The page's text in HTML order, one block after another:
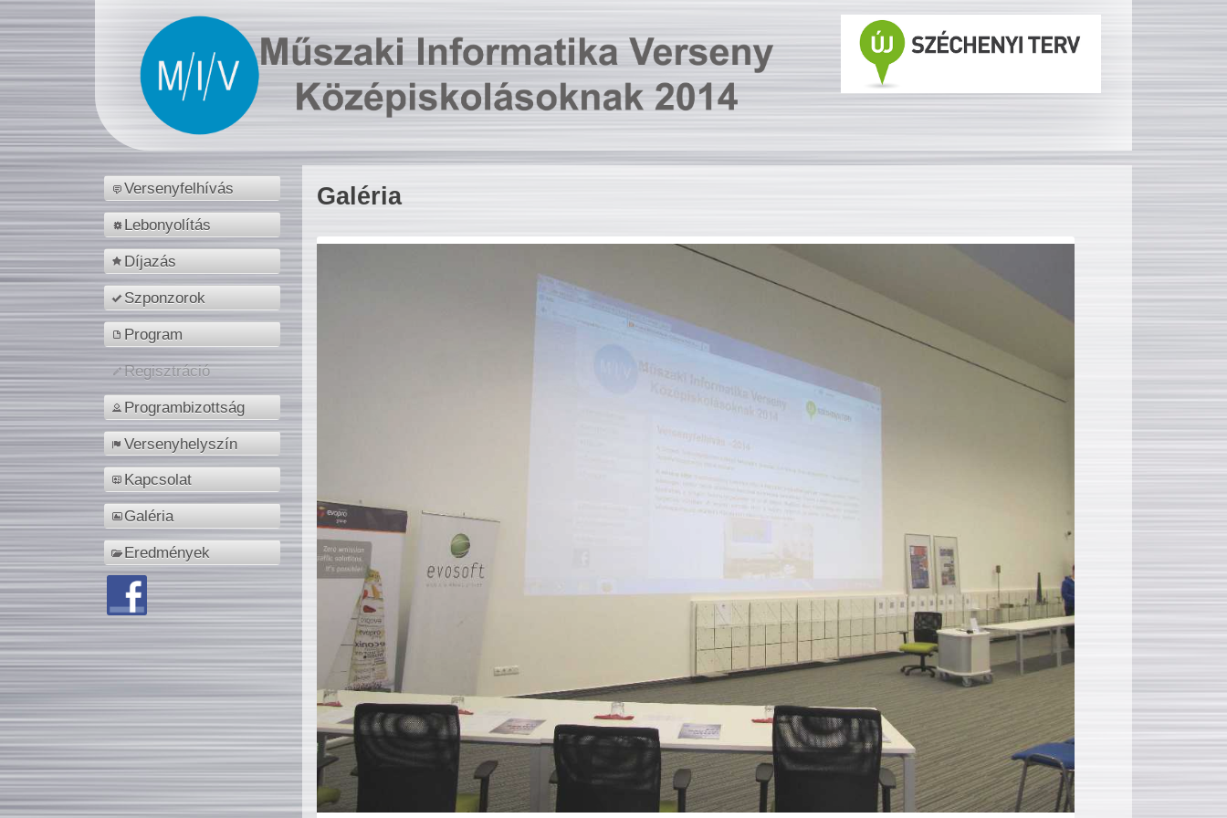
Versenyfelhívás
Lebonyolítás
Díjazás
Szponzorok
Program
Regisztráció
Programbizottság
Versenyhelyszín
Kapcsolat
Galéria
Eredmények
Galéria